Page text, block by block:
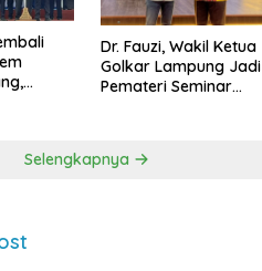
Dr. Fauzi, Wakil Ketua
Golkar Lampung Jadi
Pemateri Seminar
Kebangsaan
Selengkapnya